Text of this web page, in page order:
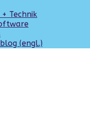
+ Technik
(engl.)